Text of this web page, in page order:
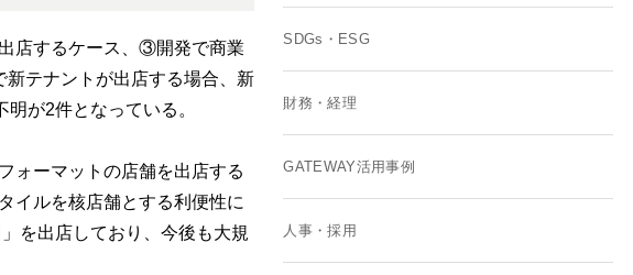
店するケース、③開発で商業
テナントが出店する場合、新
が2件となっている。
ォーマットの店舗を出店する
イルを核店舗とする利便性に
を出店しており、今後も大規
SDGs・ESG
財務・経理
GATEWAY活用事例
人事・採用